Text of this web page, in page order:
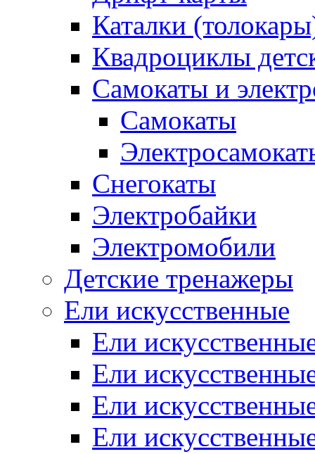
Каталки
Квадроциклы
Самокаты и
Самокаты
Снегокаты
Электробайки
Электромобили
Детские тренажеры
Ели искусственные
Ели
Ели
Ели
Ели